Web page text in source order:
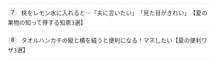
7
桃をレモン水に入れると…「夫に言いたい」「見た目がきれい」【夏の
果物の知って得する知恵3選】
8
タオルハンカチの縦と横を縫うと便利になる！マネしたい【夏の便利ワ
ザ3選】